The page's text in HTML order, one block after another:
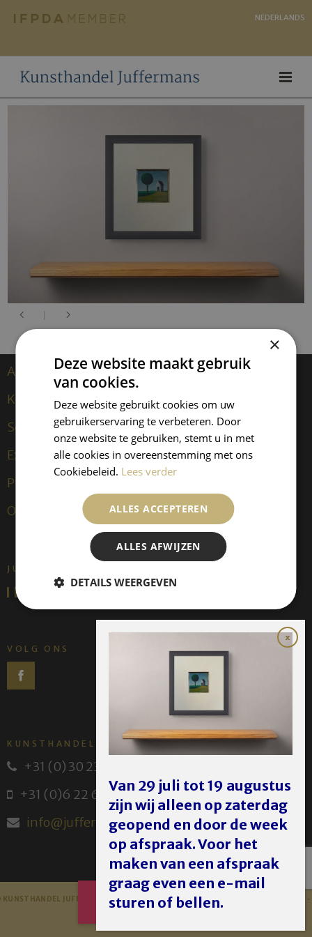
NEDERLANDS
AFSPRAAK
MAKEN
Artiesten
Kees van Dongen
Sculpturen
Exposities
Publicaties
Over ons
JUFFERMANS FINE ART IS:
VOLG ONS
KUNSTHANDEL JUFFERMANS
+31 (0) 30 231 14 63
+31 (0)6 22 614 582
info@juffermans.nl
JUFFERMANS - JUFFERMANS FINE ART 2023 -
Van 29 juli tot 19 augustus
zijn wij alleen op zaterdag
geopend en door de week
op afspraak. Voor het
maken van een afspraak
graag even een e-mail
sturen of bellen.
×
Deze website maakt gebruik
van cookies.
Deze website gebruikt cookies om uw
gebruikerservaring te verbeteren. Door
onze website te gebruiken, stemt u in met
alle cookies in overeenstemming met ons
Cookiebeleid. Lees verder
ALLES ACCEPTEREN
ALLES AFWIJZEN
DETAILS WEERGEVEN